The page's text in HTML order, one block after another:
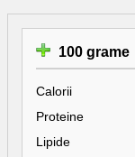
100 grame
Calorii
Proteine
Lipide